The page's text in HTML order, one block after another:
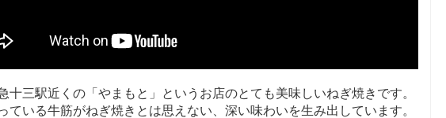
十三駅近くの「やまもと」というお店のとても美味しいねぎ焼きです。
ている牛筋がねぎ焼きとは思えない、深い味わいを生み出しています。